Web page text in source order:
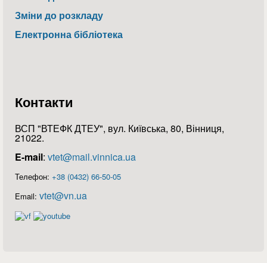
Зміни до розкладу
Електронна бібліотека
Контакти
ВСП "ВТЕФК ДТЕУ", вул. Київська, 80, Вінниця,
21022.
E-mail: vtet@mail.vinnica.ua
Телефон: +38 (0432) 66-50-05
Email: vtet@vn.ua